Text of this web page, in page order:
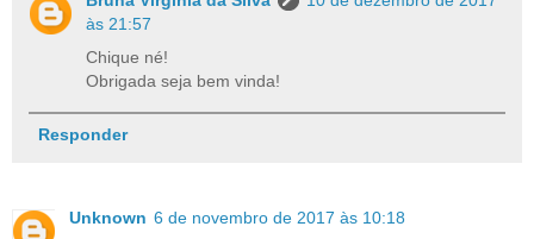
às 21:57
Chique né!
Obrigada seja bem vinda!
Responder
Unknown 6 de novembro de 2017 às 10:18